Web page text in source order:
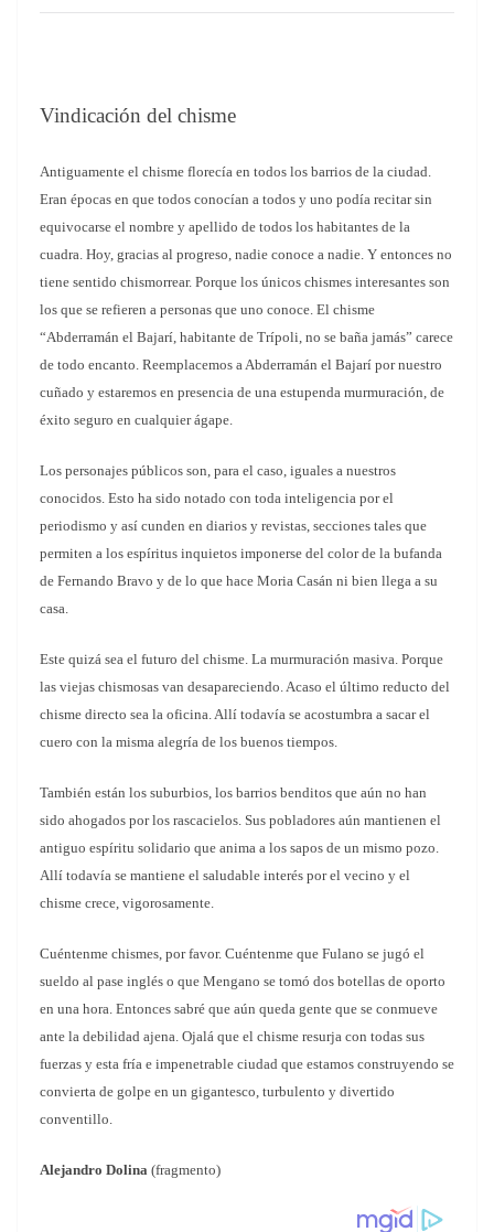
Vindicación del chisme
Antiguamente el chisme florecía en todos los barrios de la ciudad.
Eran épocas en que todos conocían a todos y uno podía recitar sin
equivocarse el nombre y apellido de todos los habitantes de la
cuadra. Hoy, gracias al progreso, nadie conoce a nadie. Y entonces no
tiene sentido chismorrear. Porque los únicos chismes interesantes son
los que se refieren a personas que uno conoce. El chisme
“Abderramán el Bajarí, habitante de Trípoli, no se baña jamás” carece
de todo encanto. Reemplacemos a Abderramán el Bajarí por nuestro
cuñado y estaremos en presencia de una estupenda murmuración, de
éxito seguro en cualquier ágape.
Los personajes públicos son, para el caso, iguales a nuestros
conocidos. Esto ha sido notado con toda inteligencia por el
periodismo y así cunden en diarios y revistas, secciones tales que
permiten a los espíritus inquietos imponerse del color de la bufanda
de Fernando Bravo y de lo que hace Moria Casán ni bien llega a su
casa.
Este quizá sea el futuro del chisme. La murmuración masiva. Porque
las viejas chismosas van desapareciendo. Acaso el último reducto del
chisme directo sea la oficina. Allí todavía se acostumbra a sacar el
cuero con la misma alegría de los buenos tiempos.
También están los suburbios, los barrios benditos que aún no han
sido ahogados por los rascacielos. Sus pobladores aún mantienen el
antiguo espíritu solidario que anima a los sapos de un mismo pozo.
Allí todavía se mantiene el saludable interés por el vecino y el
chisme crece, vigorosamente.
Cuéntenme chismes, por favor. Cuéntenme que Fulano se jugó el
sueldo al pase inglés o que Mengano se tomó dos botellas de oporto
en una hora. Entonces sabré que aún queda gente que se conmueve
ante la debilidad ajena. Ojalá que el chisme resurja con todas sus
fuerzas y esta fría e impenetrable ciudad que estamos construyendo se
convierta de golpe en un gigantesco, turbulento y divertido
conventillo.
Alejandro Dolina (fragmento)